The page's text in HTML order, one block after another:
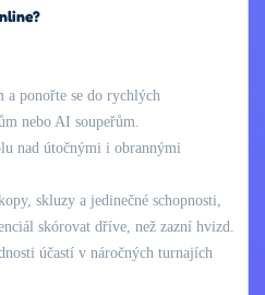
a ponořte se do rychlých
nebo AI soupeřům.
nad útočnými i obrannými
skluzy a jedinečné schopnosti,
skórovat dříve, než zazní hvizd.
účastí v náročných turnajích